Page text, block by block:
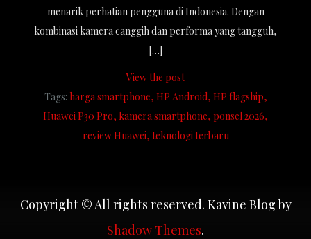
menarik perhatian pengguna di Indonesia. Dengan
kombinasi kamera canggih dan performa yang tangguh,
[…]
View the post
Tags: harga smartphone HP Android HP flagship
Huawei P30 Pro kamera smartphone ponsel 2026
review Huawei teknologi terbaru
Copyright © All rights reserved. Kavine Blog by
Shadow Themes.